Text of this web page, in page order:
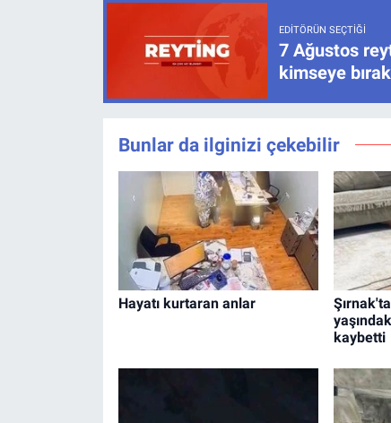
EDITÖRÜN SEÇTIĞI
7 Ağustos
kimseye
Bunlar da ilginizi çekebilir
Hayatı kurtaran anlar
kaybetti